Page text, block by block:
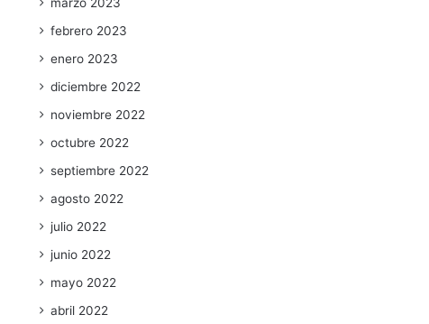
febrero 2023
enero 2023
diciembre 2022
noviembre 2022
octubre 2022
septiembre 2022
agosto 2022
julio 2022
junio 2022
mayo 2022
abril 2022